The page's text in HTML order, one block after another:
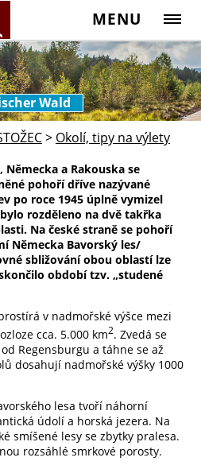
MENU
Wald
> Okolí, tipy na výlety
a Rakouska se
pohoří dříve nazývané
po roce 1945 úplně vymizel
rozděleno na dvě takřka
Na české straně se pohoří
Německa Bavorský les/
sbližování obou oblastí lze
období tzv. „studené
v nadmořské výšce mezi
cca. 5.000 km2. Zvedá se
Regensburgu a táhne se až
dosahují nadmořské výšky 1000
lesa tvoří náhorní
údolí a horská jezera. Na
smíšené lesy se zbytky pralesa.
rozsáhlé smrkové porosty.